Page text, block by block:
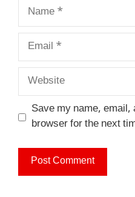
Name
Email
Website
Save my name, email,
browser for the next